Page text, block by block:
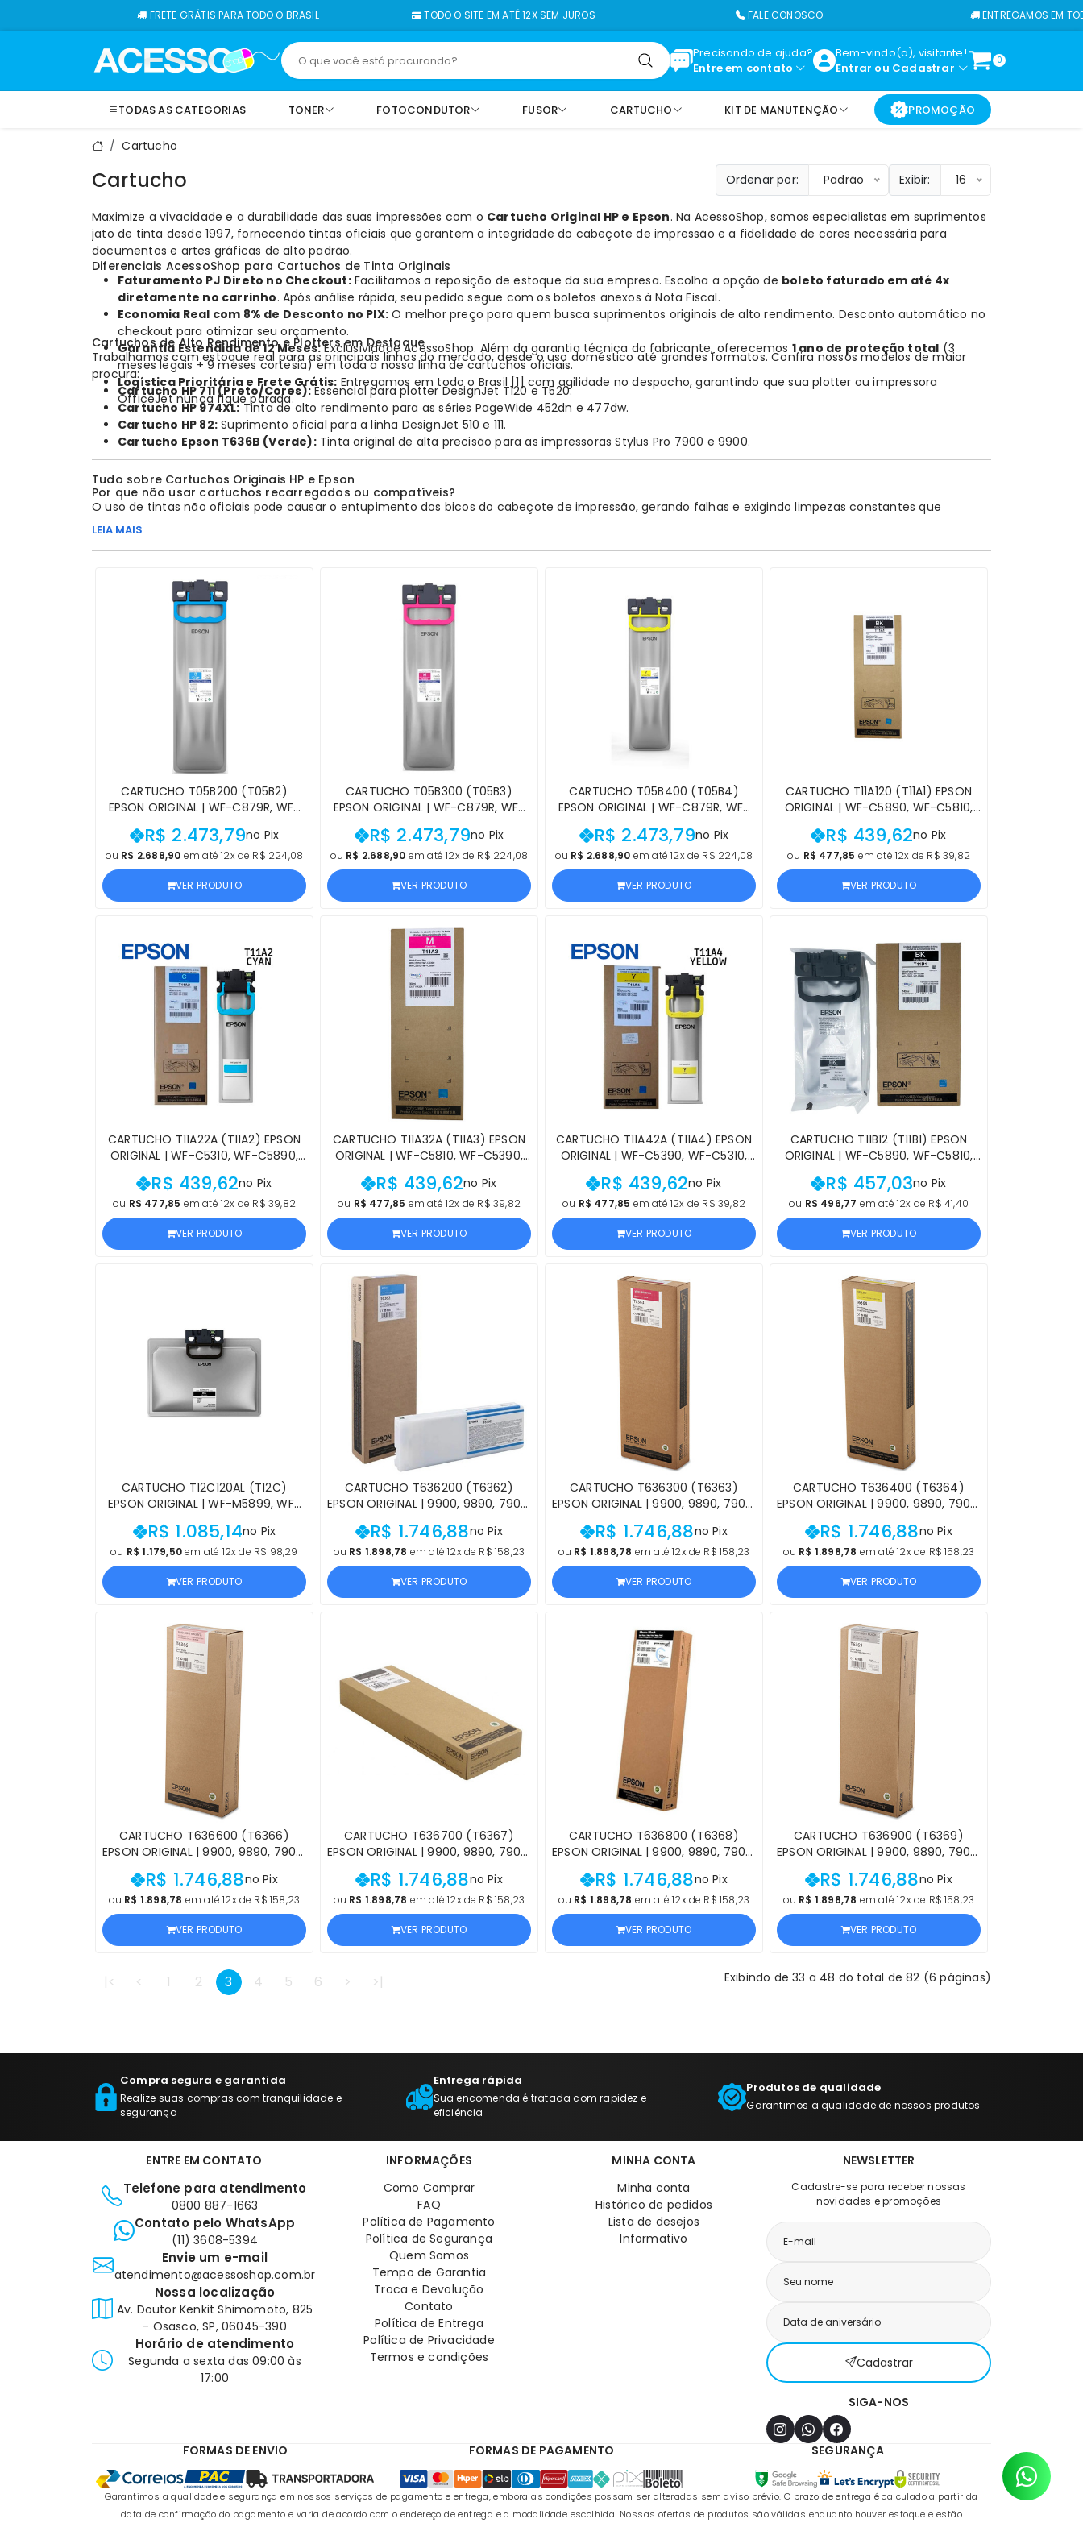
FRETE GRÁTIS PARA TODO O BRASIL TODO O SITE EM ATÉ 12X SEM JUROS FALE CONOSCO ENTREGAMOS EM TODO O
Precisando de ajuda?
Entre em contato
Bem-vindo(a), visitante!
Entrar ou Cadastrar
0
TODAS AS CATEGORIAS TONER FOTOCONDUTOR FUSOR CARTUCHO KIT DE MANUTENÇÃO PROMOÇÃO
Cartucho
Cartucho Ordenar por: Padrão Exibir: 16
Maximize a vivacidade e a durabilidade das suas impressões com o Cartucho Original HP e Epson. Na AcessoShop, somos especialistas em suprimentos
jato de tinta desde 1997, fornecendo tintas oficiais que garantem a integridade do cabeçote de impressão e a fidelidade de cores necessária para
documentos e artes gráficas de alto padrão.
Diferenciais AcessoShop para Cartuchos de Tinta Originais
Faturamento PJ Direto no Checkout:Facilitamos a reposição de estoque da sua empresa. Escolha a opção de boleto faturado em até 4x
diretamente no carrinho. Após análise rápida, seu pedido segue com os boletos anexos à Nota Fiscal.
Economia Real com 8% de Desconto no PIX: O melhor preço para quem busca suprimentos originais de alto rendimento. Desconto automático no
checkout para otimizar seu orçamento.
Garantia Estendida de 12 Meses:Exclusividade AcessoShop. Além da garantia técnica do fabricante, oferecemos 1 ano de proteção total (3
meses legais + 9 meses cortesia) em toda a nossa linha de cartuchos oficiais.
Logística Prioritária e Frete Grátis: Entregamos em todo o Brasil[1]com agilidade no despacho, garantindo que sua plotter ou impressora
OfficeJet nunca fique parada.
Cartuchos de Alto Rendimento e Plotters em Destaque
Trabalhamos com estoque real para as principais linhas do mercado, desde o uso doméstico até grandes formatos. Confira nossos modelos de maior
procura:
Cartucho HP 711 (Preto/Cores):Essencial para plotter DesignJet T120 e T520.
Cartucho HP 974XL:Tinta de alto rendimento para as séries PageWide 452dn e 477dw.
Cartucho HP 82: Suprimento oficial para a linha DesignJet 510 e 111.
Cartucho Epson T636B (Verde):Tinta original de alta precisão para as impressoras Stylus Pro 7900 e 9900.
Tudo sobre Cartuchos Originais HP e Epson
Por que não usar cartuchos recarregados ou compatíveis?
O uso de tintas não oficiais pode causar o entupimento dos bicos do cabeçote de impressão, gerando falhas e exigindo limpezas constantes que
desperdiçam tinta. O
NoAcessoShop, o processo é nativo. Você adiciona os cartuchos ao carrinho, seleciona "Boleto Faturado" e finaliza. Nossa equipe faz uma análise rápida
e o faturamento é direto pela loja, ideal para empresas que precisam de prazo no fluxo de caixa.
Qual a diferença entre cartuchos Standard e XL?
XL (High Yield)
possuem uma quantidade significativamente maior de tinta por um preço proporcionalmente menor. Para quem imprime
em volume médio ou alto, como em escritórios, o custo por página do cartucho XL é muito mais vantajoso que o modelo comum.
LEIA MAIS
CARTUCHO T05B200 (T05B2)
EPSON ORIGINAL | WF-C879R, WF-
C878R CIANO | PRODUTO OFICIAL
EPSON, COM NF E PROCEDÊNCIA
R$ 2.473,79no Pix
ou R$ 2.688,90 em até 12x de R$ 224,08
VER PRODUTO
CARTUCHO T05B300 (T05B3)
EPSON ORIGINAL | WF-C879R, WF-
C878R MAGENTA | PRODUTO
OFICIAL EPSON, COM NF E
PROCEDÊNCIA
R$ 2.473,79no Pix
ou R$ 2.688,90 em até 12x de R$ 224,08
VER PRODUTO
CARTUCHO T05B400 (T05B4)
EPSON ORIGINAL | WF-C879R, WF-
C878R AMARELO | PRODUTO
OFICIAL EPSON, COM NF E
PROCEDÊNCIA
R$ 2.473,79no Pix
ou R$ 2.688,90 em até 12x de R$ 224,08
VER PRODUTO
CARTUCHO T11A120 (T11A1) EPSON
ORIGINAL | WF-C5890, WF-C5810,
WF-C5390, WF-C5310, WF-C5890,
WF-C5810, WF-C5390, WF-C5310
PRETO | PRODUTO OFICIAL EPSON
R$ 439,62no Pix
ou R$ 477,85 em até 12x de R$ 39,82
VER PRODUTO
CARTUCHO T11A22A (T11A2) EPSON
ORIGINAL | WF-C5310, WF-C5890,
WF-C5890, WF-C5810, WF-C5390,
WF-C5810, WF-C5390, WF-C5310
CIANO | PRODUTO OFICIAL EPSON
R$ 439,62no Pix
ou R$ 477,85 em até 12x de R$ 39,82
VER PRODUTO
CARTUCHO T11A32A (T11A3) EPSON
ORIGINAL | WF-C5810, WF-C5390,
WF-C5310, WF-C5890, WF-C5810,
WF-C5390, WF-C5310, WF-C5890
MAGENTA | PRODUTO OFICIAL
R$ 439,62no Pix
ou R$ 477,85 em até 12x de R$ 39,82
VER PRODUTO
CARTUCHO T11A42A (T11A4) EPSON
ORIGINAL | WF-C5390, WF-C5310,
WF-C5890, WF-C5810, WF-C5390,
WF-C5310, WF-C5890, WF-C5810
AMARELO | PRODUTO OFICIAL
R$ 439,62no Pix
ou R$ 477,85 em até 12x de R$ 39,82
VER PRODUTO
CARTUCHO T11B12 (T11B1) EPSON
ORIGINAL | WF-C5890, WF-C5810,
WF-C5390, WF-C5310, WF-C5890,
WF-C5810, WF-C5390, WF-C5310
PRETO | PRODUTO OFICIAL EPSON
R$ 457,03no Pix
ou R$ 496,77 em até 12x de R$ 41,40
VER PRODUTO
CARTUCHO T12C120AL (T12C)
EPSON ORIGINAL | WF-M5899, WF-
M5399 PRETO | PRODUTO OFICIAL
EPSON, COM NF, PROCEDÊNCIA E
GARANTIA DE 1 ANO
R$ 1.085,14no Pix
ou R$ 1.179,50em até 12x de R$ 98,29
VER PRODUTO
CARTUCHO T636200 (T6362)
EPSON ORIGINAL | 9900, 9890, 7900,
7890 STYLUS PRO CIANO |
PRODUTO OFICIAL EPSON COM NF E
PROCEDÊNCIA
R$ 1.746,88no Pix
ou R$ 1.898,78 em até 12x de R$ 158,23
VER PRODUTO
CARTUCHO T636300 (T6363)
EPSON ORIGINAL | 9900, 9890, 7900,
7890 STYLUS PRO MAGENTA |
PRODUTO OFICIAL EPSON COM NF E
PROCEDÊNCIA
R$ 1.746,88no Pix
ou R$ 1.898,78 em até 12x de R$ 158,23
VER PRODUTO
CARTUCHO T636400 (T6364)
EPSON ORIGINAL | 9900, 9890, 7900,
7890 STYLUS PRO AMARELO |
PRODUTO OFICIAL EPSON COM NF E
PROCEDÊNCIA
R$ 1.746,88no Pix
ou R$ 1.898,78 em até 12x de R$ 158,23
VER PRODUTO
CARTUCHO T636600 (T6366)
EPSON ORIGINAL | 9900, 9890, 7900,
7890 STYLUS PRO LIGHT MAGENTA |
PRODUTO OFICIAL EPSON COM NF E
PROCEDÊNCIA
R$ 1.746,88no Pix
ou R$ 1.898,78 em até 12x de R$ 158,23
VER PRODUTO
CARTUCHO T636700 (T6367)
EPSON ORIGINAL | 9900, 9890, 7900,
7890 STYLUS PRO LIGHT BLACK |
PRODUTO OFICIAL EPSON COM NF E
PROCEDÊNCIA
R$ 1.746,88no Pix
ou R$ 1.898,78 em até 12x de R$ 158,23
VER PRODUTO
CARTUCHO T636800 (T6368)
EPSON ORIGINAL | 9900, 9890, 7900,
7890 STYLUS PRO MATTE BLACK |
PRODUTO OFICIAL EPSON COM NF E
PROCEDÊNCIA
R$ 1.746,88no Pix
ou R$ 1.898,78 em até 12x de R$ 158,23
VER PRODUTO
CARTUCHO T636900 (T6369)
EPSON ORIGINAL | 9900, 9890, 7900,
7890 STYLUS PRO LIGHT LIGHT
BLACK | PRODUTO OFICIAL EPSON
COM NF
R$ 1.746,88no Pix
ou R$ 1.898,78 em até 12x de R$ 158,23
VER PRODUTO
|< < 1 2 3 4 5 6 > >| Exibindo de 33 a 48 do total de 82 (6 páginas)
Compra segura e garantida
Realize suas compras com tranquilidade e
segurança
Entrega rápida
Sua encomenda é tratada com rapidez e
eficiência
Produtos de qualidade
Garantimos a qualidade de nossos produtos
ENTRE EM CONTATO
Telefone para atendimento
0800 887-1663
Contato pelo WhatsApp
(11) 3608-5394
Envie um e-mail
atendimento@acessoshop.com.br
Nossa localização
Av. Doutor Kenkit Shimomoto, 825
- Osasco, SP, 06045-390
Horário de atendimento
Segunda a sexta das 09:00 às
17:00
INFORMAÇÕES
Como Comprar
FAQ
Política de Pagamento
Política de Segurança
Quem Somos
Tempo de Garantia
Troca e Devolução
Contato
Política de Entrega
Política de Privacidade
Termos e condições
MINHA CONTA
Minha conta
Histórico de pedidos
Lista de desejos
Informativo
NEWSLETTER
Cadastre-se para receber nossas
novidades e promoções
Cadastrar
SIGA-NOS
FORMAS DE ENVIO FORMAS DE PAGAMENTO SEGURANÇA
Garantimos a qualidade e segurança em nossos serviços de pagamento e entrega, embora as condições possam ser alteradas sem aviso prévio. O prazo de entrega é calculado a partir da
data de confirmação do pagamento e varia de acordo com o endereço de entrega e a modalidade escolhida. Nossas ofertas de produtos são válidas enquanto houver estoque e estão